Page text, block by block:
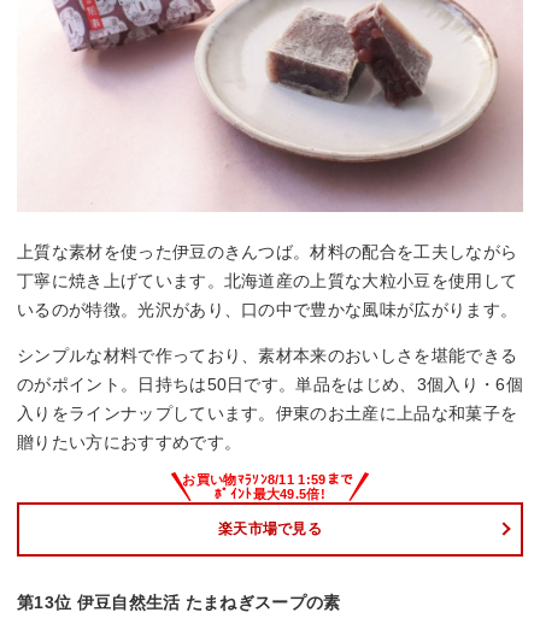
上質な素材を使った伊豆のきんつば。材料の配合を工夫しながら
丁寧に焼き上げています。北海道産の上質な大粒小豆を使用して
いるのが特徴。光沢があり、口の中で豊かな風味が広がります。
シンプルな材料で作っており、素材本来のおいしさを堪能できる
のがポイント。日持ちは50日です。単品をはじめ、3個入り・6個
入りをラインナップしています。伊東のお土産に上品な和菓子を
贈りたい方におすすめです。
楽天市場で見る
第13位 伊豆自然生活 たまねぎスープの素